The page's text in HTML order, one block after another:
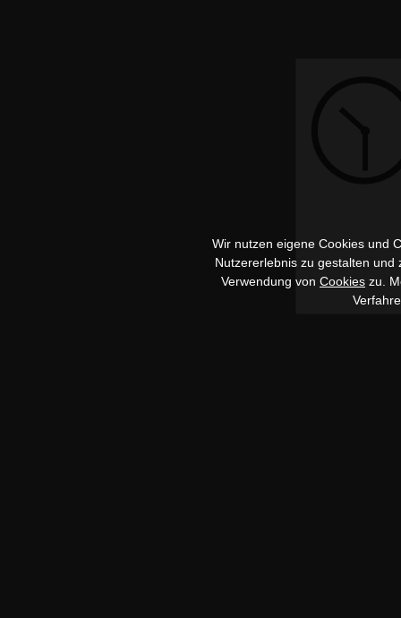
Wir nutzen eigene Cookies und
Nutzererlebnis zu gestalten
Verwendung von Cookies zu.